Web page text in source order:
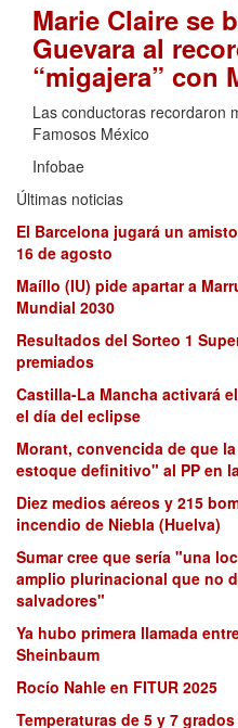
Marie Claire se
Guevara al
“migajera” con
Las conductoras recordaron
Famosos México
Infobae
Últimas noticias
El Barcelona jugará un
16 de agosto
Maíllo (IU) pide apartar a
Mundial 2030
Resultados del Sorteo 1
premiados
Castilla-La Mancha activará
el día del eclipse
Morant, convencida de que
estoque definitivo" al PP en
Diez medios aéreos y 215
incendio de Niebla (Huelva)
Sumar cree que sería "una
amplio plurinacional que no
salvadores"
Ya hubo primera llamada
Sheinbaum
Rocío Nahle en FITUR 2025
Temperaturas de 5 y 7